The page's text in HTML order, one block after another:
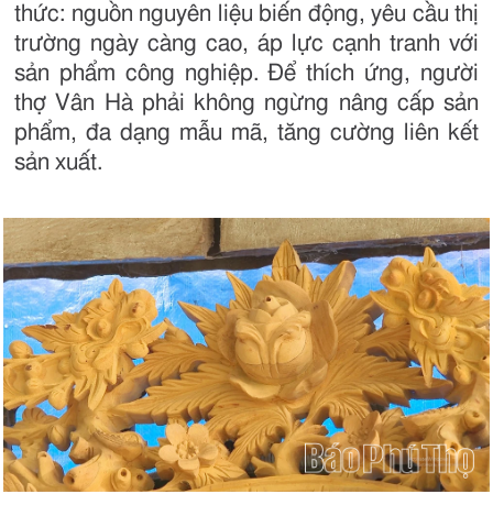
thức: nguồn nguyên liệu biến động, yêu cầu thị
trường ngày càng cao, áp lực cạnh tranh với
sản phẩm công nghiệp. Để thích ứng, người
thợ Vân Hà phải không ngừng nâng cấp sản
phẩm, đa dạng mẫu mã, tăng cường liên kết
sản xuất.